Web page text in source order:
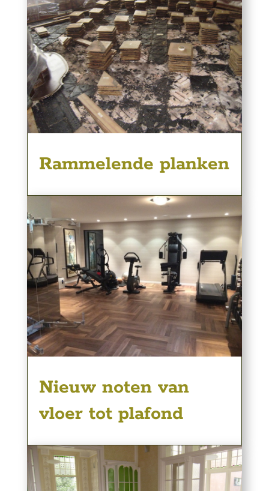
Rammelende planken
Nieuw noten van
vloer tot plafond